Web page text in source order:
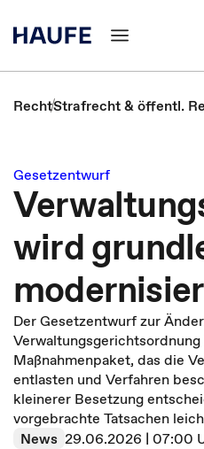
RechtStrafrecht & öffentl.
Gesetzentwurf
wird
Der Gesetzentwurf zur
Maßnahmenpaket, das die
entlasten und Verfahren
kleinerer Besetzung
vorgebrachte Tatsachen
News 29.06.2026 | 07:00